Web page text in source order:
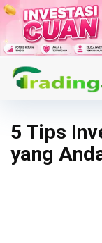
5 Tips
yang